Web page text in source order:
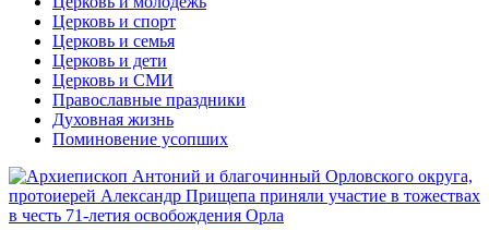
Церковь и спорт
Церковь и семья
Церковь и дети
Церковь и СМИ
Православные праздники
Духовная жизнь
Поминовение усопших